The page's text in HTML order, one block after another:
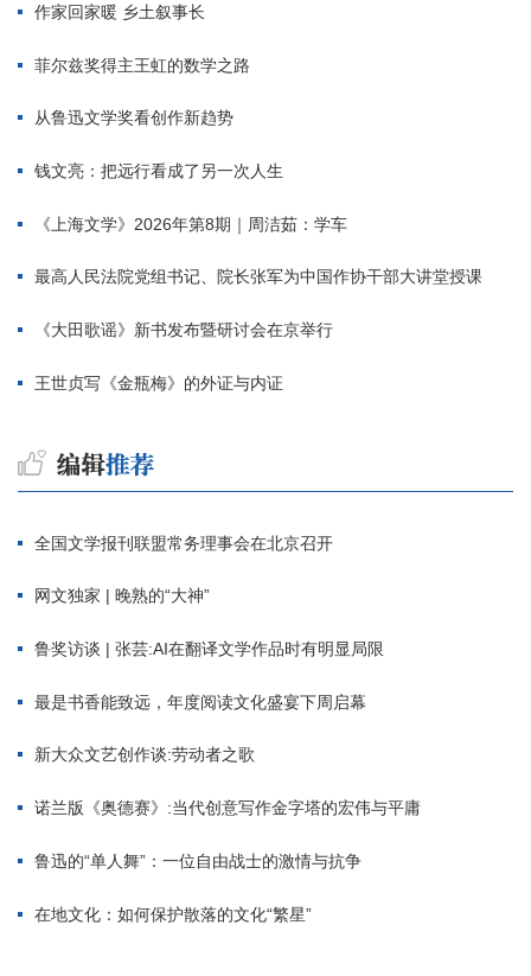
作家回家暖 乡土叙事长
菲尔兹奖得主王虹的数学之路
从鲁迅文学奖看创作新趋势
钱文亮：把远行看成了另一次人生
《上海文学》2026年第8期｜周洁茹：学车
最高人民法院党组书记、院长张军为中国作协干部大讲堂授课
《大田歌谣》新书发布暨研讨会在京举行
王世贞写《金瓶梅》的外证与内证
全国文学报刊联盟常务理事会在北京召开
网文独家 | 晚熟的“大神”
鲁奖访谈 | 张芸:AI在翻译文学作品时有明显局限
最是书香能致远，年度阅读文化盛宴下周启幕
新大众文艺创作谈:劳动者之歌
诺兰版《奥德赛》:当代创意写作金字塔的宏伟与平庸
鲁迅的“单人舞”：一位自由战士的激情与抗争
在地文化：如何保护散落的文化“繁星”